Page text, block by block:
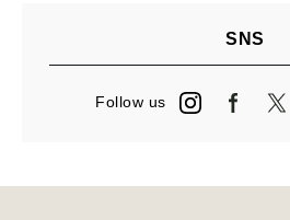
SNS
Follow us